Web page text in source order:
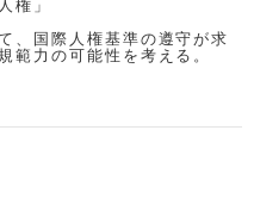
権」
、国際人権基準の遵守が求
範力の可能性を考える。